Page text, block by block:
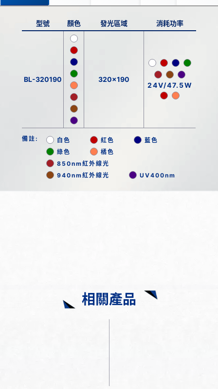
型號 顏色 發光區域 消耗功率
BL-320190 320x190
24V/47.5W
備註: 白色 紅色
藍色
綠色
橘色
850nm紅外線光
940nm紅外線光
UV400nm
相關產品